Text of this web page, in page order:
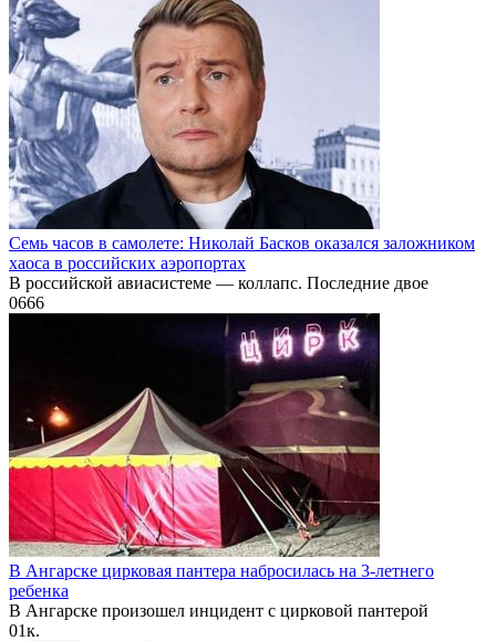
Семь часов в самолете: Николай Басков оказался заложником
хаоса в российских аэропортах
В российской авиасистеме — коллапс. Последние двое
0666
В Ангарске цирковая пантера набросилась на 3-летнего
ребенка
В Ангарске произошел инцидент с цирковой пантерой
01к.